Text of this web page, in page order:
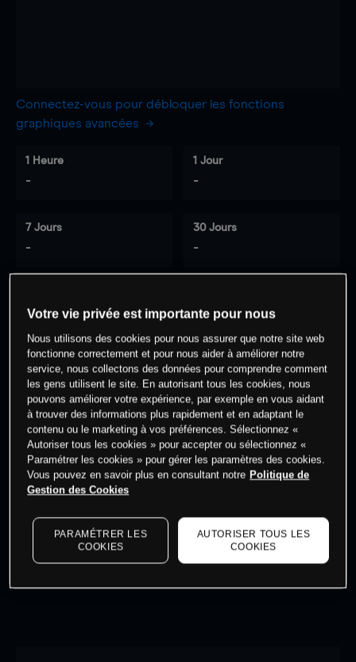
Connectez-vous pour débloquer les fonctions
graphiques avancées
1 Heure
-
1 Jour
-
7 Jours
-
30 Jours
-
0% des clients ont une position à
cet actif
Commencez à trader
Les prix sont indicatifs.
market data
Votre vie privée est importante pour nous
Nous utilisons des cookies pour nous assurer que notre site web
fonctionne correctement et pour nous aider à améliorer notre
service, nous collectons des données pour comprendre comment
les gens utilisent le site. En autorisant tous les cookies, nous
pouvons améliorer votre expérience, par exemple en vous aidant
à trouver des informations plus rapidement et en adaptant le
contenu ou le marketing à vos préférences. Sélectionnez «
Autoriser tous les cookies » pour accepter ou sélectionnez «
Paramétrer les cookies » pour gérer les paramètres des cookies.
Vous pouvez en savoir plus en consultant notre Politique de
Gestion des Cookies
PARAMÉTRER LES
COOKIES
AUTORISER TOUS LES
COOKIES